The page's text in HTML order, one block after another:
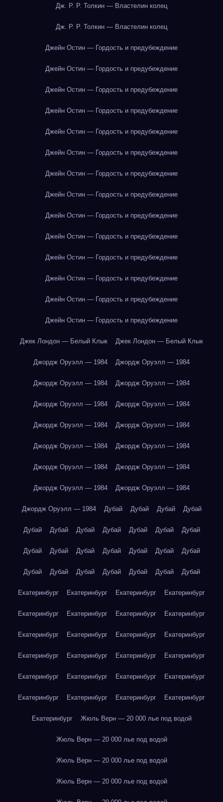
Дж. Р. Р. Толкин — Властелин колец
Дж. Р. Р. Толкин — Властелин колец
Джейн Остин — Гордость и предубеждение
Джейн Остин — Гордость и предубеждение
Джейн Остин — Гордость и предубеждение
Джейн Остин — Гордость и предубеждение
Джейн Остин — Гордость и предубеждение
Джейн Остин — Гордость и предубеждение
Джейн Остин — Гордость и предубеждение
Джейн Остин — Гордость и предубеждение
Джейн Остин — Гордость и предубеждение
Джейн Остин — Гордость и предубеждение
Джейн Остин — Гордость и предубеждение
Джейн Остин — Гордость и предубеждение
Джейн Остин — Гордость и предубеждение
Джейн Остин — Гордость и предубеждение
Джек Лондон — Белый Клык Джек Лондон — Белый Клык
Джордж Оруэлл — 1984 Джордж Оруэлл — 1984
Джордж Оруэлл — 1984 Джордж Оруэлл — 1984
Джордж Оруэлл — 1984 Джордж Оруэлл — 1984
Джордж Оруэлл — 1984 Джордж Оруэлл — 1984
Джордж Оруэлл — 1984 Джордж Оруэлл — 1984
Джордж Оруэлл — 1984 Джордж Оруэлл — 1984
Джордж Оруэлл — 1984 Джордж Оруэлл — 1984
Джордж Оруэлл — 1984 Дубай Дубай Дубай Дубай
Дубай Дубай Дубай Дубай Дубай Дубай Дубай
Дубай Дубай Дубай Дубай Дубай Дубай Дубай
Дубай Дубай Дубай Дубай Дубай Дубай Дубай
Екатеринбург Екатеринбург Екатеринбург Екатеринбург
Екатеринбург Екатеринбург Екатеринбург Екатеринбург
Екатеринбург Екатеринбург Екатеринбург Екатеринбург
Екатеринбург Екатеринбург Екатеринбург Екатеринбург
Екатеринбург Екатеринбург Екатеринбург Екатеринбург
Екатеринбург Екатеринбург Екатеринбург Екатеринбург
Екатеринбург Жюль Верн — 20 000 лье под водой
Жюль Верн — 20 000 лье под водой
Жюль Верн — 20 000 лье под водой
Жюль Верн — 20 000 лье под водой